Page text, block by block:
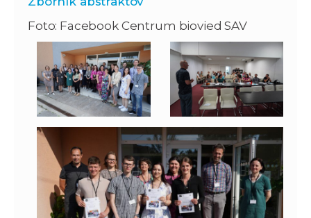
Foto: Facebook Centrum biovied SAV